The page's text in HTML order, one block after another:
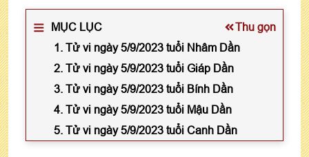
MỤC LỤC
Thu gọn
1. Tử vi ngày 5/9/2023 tuổi Nhâm Dần
2. Tử vi ngày 5/9/2023 tuổi Giáp Dần
3. Tử vi ngày 5/9/2023 tuổi Bính Dần
4. Tử vi ngày 5/9/2023 tuổi Mậu Dần
5. Tử vi ngày 5/9/2023 tuổi Canh Dần